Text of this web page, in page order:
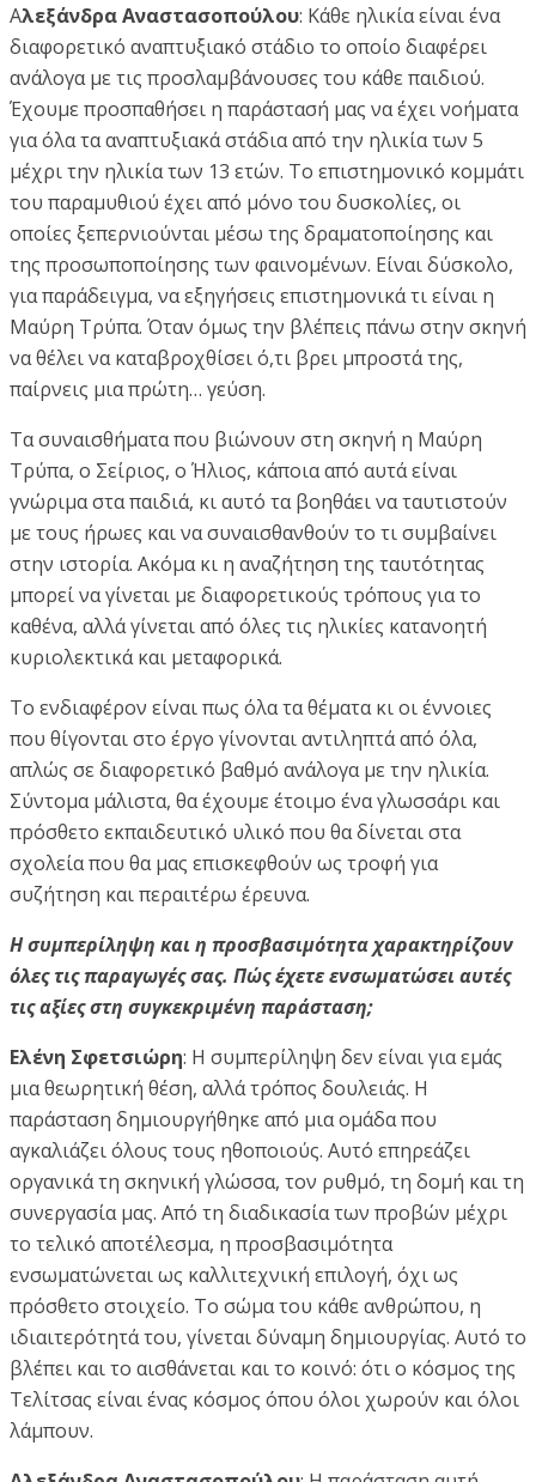
Αλεξάνδρα Αναστασοπούλου: Κάθε ηλικία είναι ένα
διαφορετικό αναπτυξιακό στάδιο το οποίο διαφέρει
ανάλογα με τις προσλαμβάνουσες του κάθε παιδιού.
Έχουμε προσπαθήσει η παράστασή μας να έχει νοήματα
για όλα τα αναπτυξιακά στάδια από την ηλικία των 5
μέχρι την ηλικία των 13 ετών. Το επιστημονικό κομμάτι
του παραμυθιού έχει από μόνο του δυσκολίες, οι
οποίες ξεπερνιούνται μέσω της δραματοποίησης και
της προσωποποίησης των φαινομένων. Είναι δύσκολο,
για παράδειγμα, να εξηγήσεις επιστημονικά τι είναι η
Μαύρη Τρύπα. Όταν όμως την βλέπεις πάνω στην σκηνή
να θέλει να καταβροχθίσει ό,τι βρει μπροστά της,
παίρνεις μια πρώτη… γεύση.
Τα συναισθήματα που βιώνουν στη σκηνή η Μαύρη
Τρύπα, ο Σείριος, ο Ήλιος, κάποια από αυτά είναι
γνώριμα στα παιδιά, κι αυτό τα βοηθάει να ταυτιστούν
με τους ήρωες και να συναισθανθούν το τι συμβαίνει
στην ιστορία. Ακόμα κι η αναζήτηση της ταυτότητας
μπορεί να γίνεται με διαφορετικούς τρόπους για το
καθένα, αλλά γίνεται από όλες τις ηλικίες κατανοητή
κυριολεκτικά και μεταφορικά.
Το ενδιαφέρον είναι πως όλα τα θέματα κι οι έννοιες
που θίγονται στο έργο γίνονται αντιληπτά από όλα,
απλώς σε διαφορετικό βαθμό ανάλογα με την ηλικία.
Σύντομα μάλιστα, θα έχουμε έτοιμο ένα γλωσσάρι και
πρόσθετο εκπαιδευτικό υλικό που θα δίνεται στα
σχολεία που θα μας επισκεφθούν ως τροφή για
συζήτηση και περαιτέρω έρευνα.
Η συμπερίληψη και η προσβασιμότητα χαρακτηρίζουν
όλες τις παραγωγές σας. Πώς έχετε ενσωματώσει αυτές
τις αξίες στη συγκεκριμένη παράσταση;
Ελένη Σφετσιώρη: Η συμπερίληψη δεν είναι για εμάς
μια θεωρητική θέση, αλλά τρόπος δουλειάς. Η
παράσταση δημιουργήθηκε από μια ομάδα που
αγκαλιάζει όλους τους ηθοποιούς. Αυτό επηρεάζει
οργανικά τη σκηνική γλώσσα, τον ρυθμό, τη δομή και τη
συνεργασία μας. Από τη διαδικασία των προβών μέχρι
το τελικό αποτέλεσμα, η προσβασιμότητα
ενσωματώνεται ως καλλιτεχνική επιλογή, όχι ως
πρόσθετο στοιχείο. Το σώμα του κάθε ανθρώπου, η
ιδιαιτερότητά του, γίνεται δύναμη δημιουργίας. Αυτό το
βλέπει και το αισθάνεται και το κοινό: ότι ο κόσμος της
Τελίτσας είναι ένας κόσμος όπου όλοι χωρούν και όλοι
λάμπουν.